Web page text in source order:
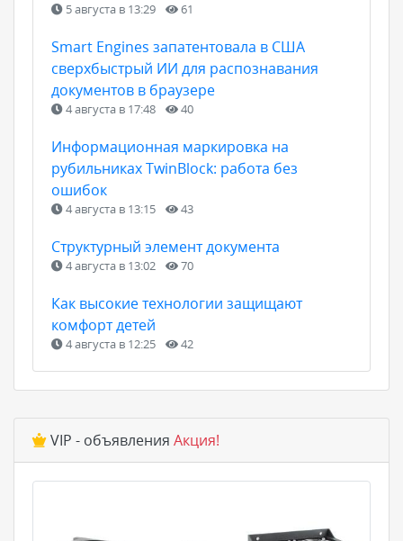
5 августа в 13:29 61
Smart Engines запатентовала в США
сверхбыстрый ИИ для распознавания
документов в браузере
4 августа в 17:48 40
Информационная маркировка на
рубильниках TwinBlock: работа без
ошибок
4 августа в 13:15 43
Структурный элемент документа
4 августа в 13:02 70
Как высокие технологии защищают
комфорт детей
4 августа в 12:25 42
VIP - объявления Акция!